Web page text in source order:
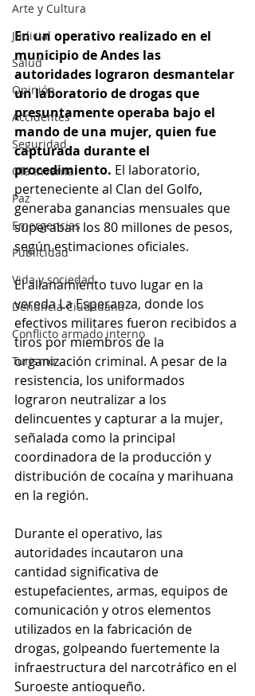
Arte y Cultura
Judicial
Salud
Opinión
Accidentes
Seguridad
Ola Invernal
Paz
Emergencias
Publicidad
Vida y sociedad
Denuncia Ciudadana
Conflicto armado interno
Turismo
En un operativo realizado en el
municipio de Andes las
autoridades lograron desmantelar
un laboratorio de drogas que
presuntamente operaba bajo el
mando de una mujer, quien fue
capturada durante el
procedimiento. El laboratorio,
perteneciente al Clan del Golfo,
generaba ganancias mensuales que
superaban los 80 millones de pesos,
según estimaciones oficiales.
El allanamiento tuvo lugar en la
vereda La Esperanza, donde los
efectivos militares fueron recibidos a
tiros por miembros de la
organización criminal. A pesar de la
resistencia, los uniformados
lograron neutralizar a los
delincuentes y capturar a la mujer,
señalada como la principal
coordinadora de la producción y
distribución de cocaína y marihuana
en la región.
Durante el operativo, las
autoridades incautaron una
cantidad significativa de
estupefacientes, armas, equipos de
comunicación y otros elementos
utilizados en la fabricación de
drogas, golpeando fuertemente la
infraestructura del narcotráfico en el
Suroeste antioqueño.